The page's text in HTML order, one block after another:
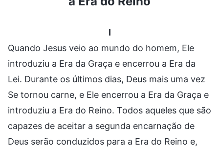
I
Quando Jesus veio ao mundo do homem, Ele
introduziu a Era da Graça e encerrou a Era da
Lei. Durante os últimos dias, Deus mais uma vez
Se tornou carne, e Ele encerrou a Era da Graça e
introduziu a Era do Reino. Todos aqueles que são
capazes de aceitar a segunda encarnação de
Deus serão conduzidos para a Era do Reino e,